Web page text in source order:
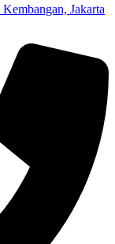
Jakarta